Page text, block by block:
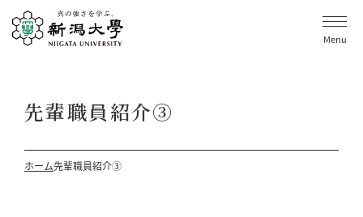
Menu
先輩職員紹介③
ホーム先輩職員紹介③